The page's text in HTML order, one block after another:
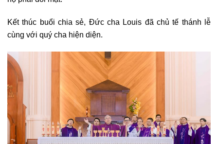
Kết thúc buổi chia sẻ, Đức cha Louis đã chủ tế thánh lễ
cùng với quý cha hiện diện.